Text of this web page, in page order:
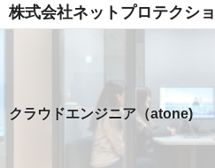
株式会社ネットプロテクシ
クラウドエンジニア（atone)